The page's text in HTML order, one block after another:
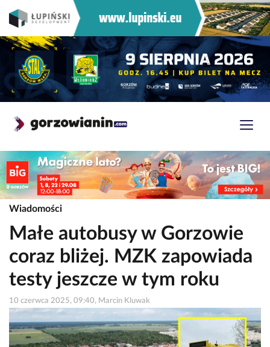
Wiadomości
Małe autobusy w Gorzowie
coraz bliżej. MZK zapowiada
testy jeszcze w tym roku
10 czerwca 2025, 09:40, Marcin Kluwak